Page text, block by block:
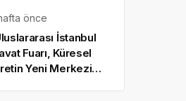
önce
İstanbul
Fuarı, Küresel
Yeni Merkezi